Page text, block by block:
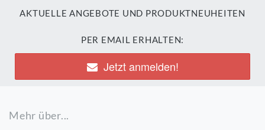
AKTUELLE ANGEBOTE UND PRODUKTNEUHEITEN
PER EMAIL ERHALTEN:
Jetzt anmelden!
Mehr über...